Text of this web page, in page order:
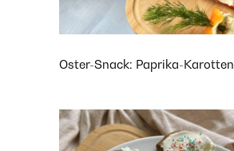
Oster-Snack: Paprika-Karotten